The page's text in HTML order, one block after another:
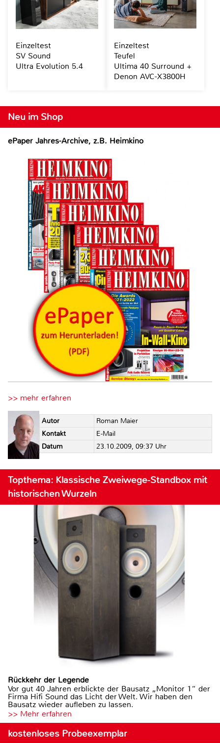
Neu im Shop
ePaper Jahres-Archive, z.B. Heimkino
>> mehr erfahren
Autor
Roman Maier
Kontakt
E-Mail
Datum
23.10.2009, 09:37 Uhr
Topthema: Klassische Zweiwege-Standbox mit
historischen Wurzeln
Rückkehr der Legende
Vor gut 40 Jahren erblickte der Bausatz „Monitor 1“ der
Firma Hifi Sound das Licht der Welt. Wir haben den
Bausatz wieder aufleben zu lassen.
>> Mehr erfahren
kostenloses Probeexemplar
Einzeltest
SV Sound
Ultra Evolution 5.4
Einzeltest
Teufel
Ultima 40 Surround +
Denon AVC-X3800H